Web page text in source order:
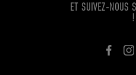
ET SUIVEZ-NOUS
!